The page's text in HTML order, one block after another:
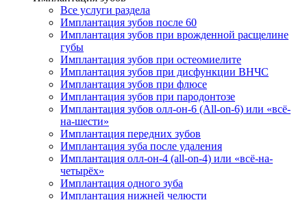
Все услуги раздела
Имплантация зубов после 60
Имплантация зубов при врожденной расщелине
губы
Имплантация зубов при остеомиелите
Имплантация зубов при дисфункции ВНЧС
Имплантация зубов при флюсе
Имплантация зубов при пародонтозе
Имплантация зубов олл-он-6 (All-on-6) или «всё-
на-шести»
Имплантация передних зубов
Имплантация зуба после удаления
Имплантация олл-он-4 (all-on-4) или «всё-на-
четырёх»
Имплантация одного зуба
Имплантация нижней челюсти